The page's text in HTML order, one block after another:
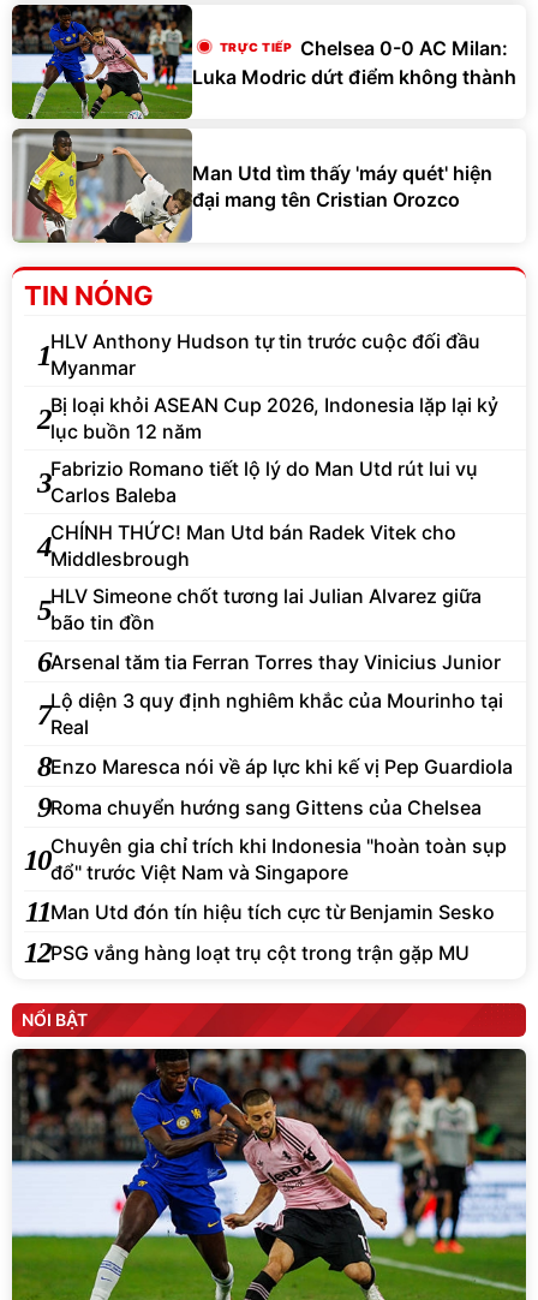
Chelsea 0-0 AC Milan:
Luka Modric dứt điểm không thành
Man Utd tìm thấy 'máy quét' hiện
đại mang tên Cristian Orozco
TIN NÓNG
1HLV Anthony Hudson tự tin trước cuộc đối đầu
Myanmar
2Bị loại khỏi ASEAN Cup 2026, Indonesia lặp lại kỷ
lục buồn 12 năm
3Fabrizio Romano tiết lộ lý do Man Utd rút lui vụ
Carlos Baleba
4CHÍNH THỨC! Man Utd bán Radek Vitek cho
Middlesbrough
5HLV Simeone chốt tương lai Julian Alvarez giữa
bão tin đồn
6Arsenal tăm tia Ferran Torres thay Vinicius Junior
7Lộ diện 3 quy định nghiêm khắc của Mourinho tại
Real
8Enzo Maresca nói về áp lực khi kế vị Pep Guardiola
9Roma chuyển hướng sang Gittens của Chelsea
10Chuyên gia chỉ trích khi Indonesia "hoàn toàn sụp
đổ" trước Việt Nam và Singapore
11Man Utd đón tín hiệu tích cực từ Benjamin Sesko
12PSG vắng hàng loạt trụ cột trong trận gặp MU
NỔI BẬT